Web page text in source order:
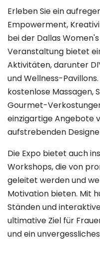
Erleben Sie ein
Empowerment,
bei der Dallas
Veranstaltung bietet
Aktivitäten, darunter
und Wellness-
kostenlose Massagen,
Gourmet-
einzigartige Angebote
aufstrebenden
Die Expo bietet auch
Workshops, die von
geleitet werden und
Motivation bieten. Mit
Ständen und
ultimative Ziel für
und ein